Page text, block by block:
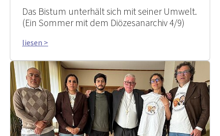
Das Bistum unterhält sich mit seiner Umwelt.
(Ein Sommer mit dem Diözesanarchiv 4/9)
liesen >